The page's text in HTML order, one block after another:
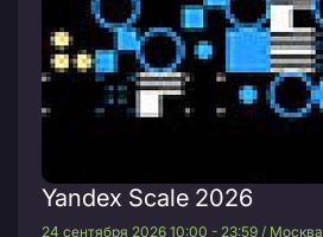
Yandex Scale 2026
24 сентября 2026 10:00 - 23:59 / Москва